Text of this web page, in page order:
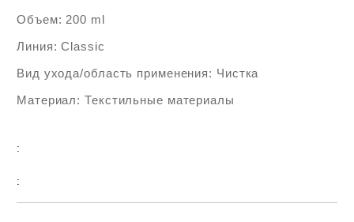
Объем: 200 ml
Линия: Classic
Вид ухода/область применения: Чистка
Материал: Текстильные материалы
:
: